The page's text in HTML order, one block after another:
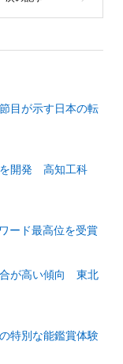
目が示す日本の転
を開発 高知工科
ード最高位を受賞
合が高い傾向 東北
特別な能鑑賞体験